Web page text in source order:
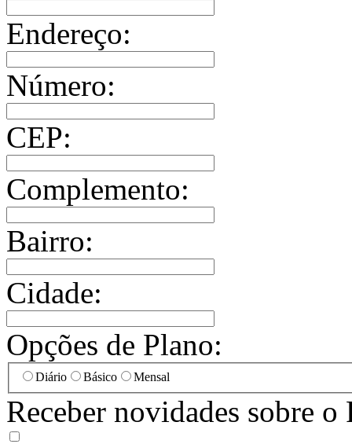
Endereço:
Número:
CEP:
Complemento:
Bairro:
Cidade:
Opções de Plano:
Diário Básico Mensal
Receber novidades sobre